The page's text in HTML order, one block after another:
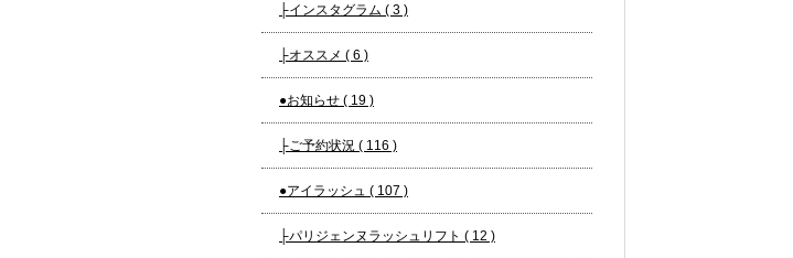
├インスタグラム ( 3 )
├オススメ ( 6 )
●お知らせ ( 19 )
├ご予約状況 ( 116 )
●アイラッシュ ( 107 )
├パリジェンヌラッシュリフト ( 12 )